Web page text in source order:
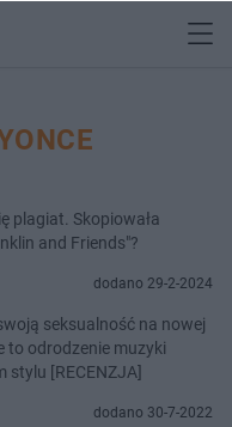
plagiat. Skopiowała
and Friends"?
dodano 29-2-2024
seksualność na nowej
to odrodzenie muzyki
stylu [RECENZJA]
dodano 30-7-2022